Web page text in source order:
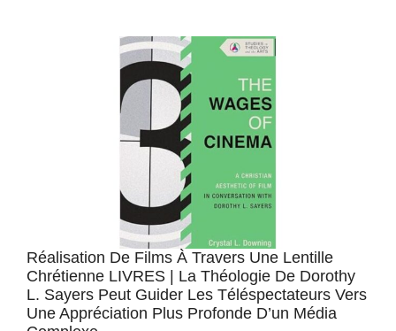
Réalisation De Films À Travers Une Lentille
Chrétienne LIVRES | La Théologie De Dorothy
L. Sayers Peut Guider Les Téléspectateurs Vers
Une Appréciation Plus Profonde D’un Média